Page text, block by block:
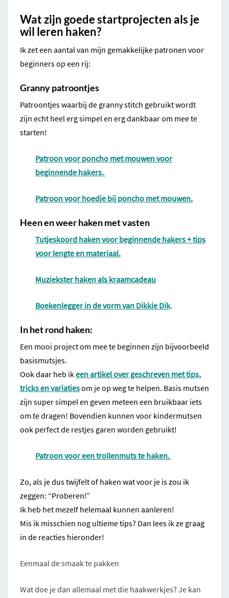
Wat zijn goede startprojecten als je
wil leren haken?
Ik zet een aantal van mijn gemakkelijke patronen voor
beginners op een rij:
Granny patroontjes
Patroontjes waarbij de granny stitch gebruikt wordt
zijn echt heel erg simpel en erg dankbaar om mee te
starten!
Patroon voor poncho met mouwen voor
beginnende hakers.
Patroon voor hoedje bij poncho met mouwen.
Heen en weer haken met vasten
Tutjeskoord haken voor beginnende hakers + tips
voor lengte en materiaal.
Muziekster haken als kraamcadeau
Boekenlegger in de vorm van Dikkie Dik.
In het rond haken:
Een mooi project om mee te beginnen zijn bijvoorbeeld
basismutsjes.
Ook daar heb ikeen artikel over geschreven met tips,
tricks en variatiesom je op weg te helpen. Basis mutsen
zijn super simpel en geven meteen een bruikbaar iets
om te dragen! Bovendien kunnen voor kindermutsen
ook perfect de restjes garen worden gebruikt!
Patroon voor een trollenmuts te haken.
Zo, als je dus twijfelt of haken wat voor je is zou ik
zeggen: “Proberen!”
Ik heb het mezelf helemaal kunnen aanleren!
Mis ik misschien nog ultieme tips? Dan lees ik ze graag
in de reacties hieronder!
Eenmaal de smaak te pakken
Wat doe je dan allemaal met die haakwerkjes? Je kan